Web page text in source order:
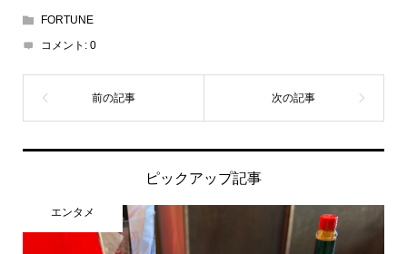
FORTUNE
コメント: 0
ピックアップ記事
エンタメ